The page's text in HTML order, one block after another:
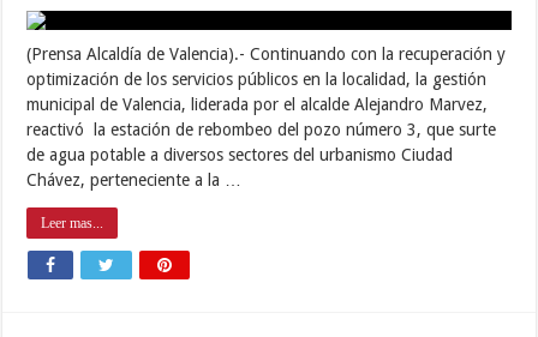
(Prensa Alcaldía de Valencia).- Continuando con la recuperación y
optimización de los servicios públicos en la localidad, la gestión
municipal de Valencia, liderada por el alcalde Alejandro Marvez,
reactivó la estación de rebombeo del pozo número 3, que surte
de agua potable a diversos sectores del urbanismo Ciudad
Chávez, perteneciente a la …
Leer mas...